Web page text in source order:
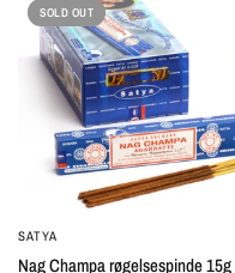
SOLD OUT
SATYA
Nag Champa røgelsespinde 15g